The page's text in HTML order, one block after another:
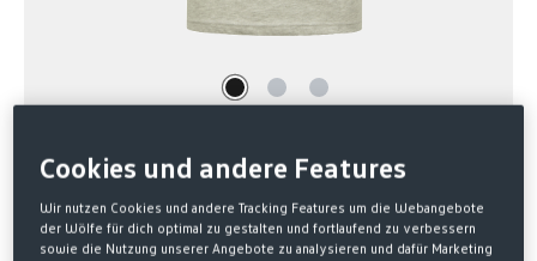
Home SALE
Cookies und andere Features
Wir nutzen Cookies und andere Tracking Features um die Webangebote
der Wölfe für dich optimal zu gestalten und fortlaufend zu verbessern
sowie die Nutzung unserer Angebote zu analysieren und dafür Marketing